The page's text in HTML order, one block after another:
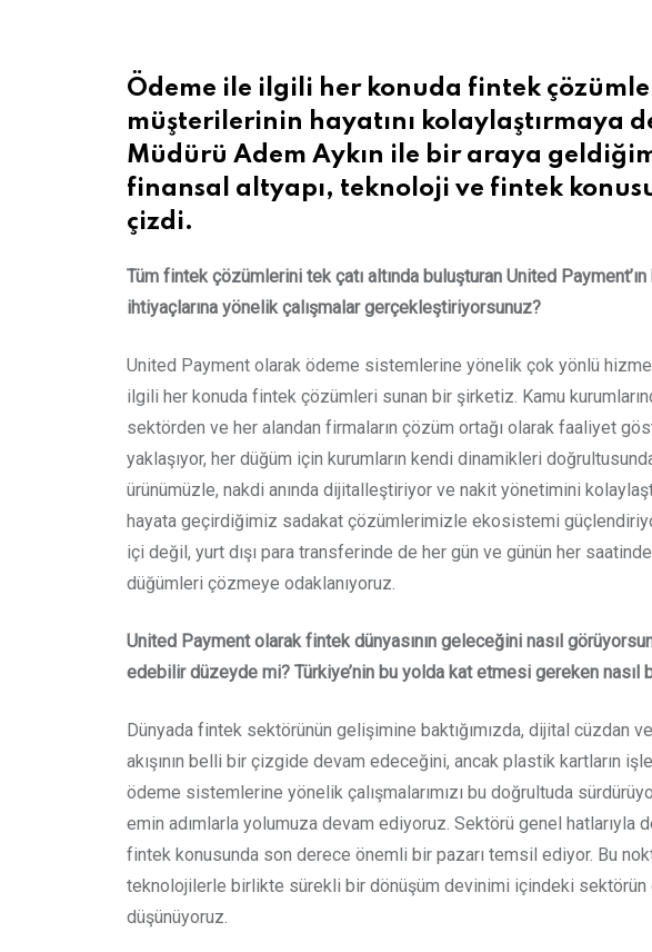
Ödeme ile ilgili her konuda fintek
müşterilerinin hayatını kolaylaştırmaya
Müdürü Adem Aykın ile bir araya
finansal altyapı, teknoloji ve fintek
çizdi.
Tüm fintek çözümlerini tek çatı altında buluşturan United
ihtiyaçlarına yönelik çalışmalar gerçekleştiriyorsunuz?
United Payment olarak ödeme sistemlerine yönelik çok yönlü
ilgili her konuda fintek çözümleri sunan bir şirketiz. Kamu
sektörden ve her alandan firmaların çözüm ortağı olarak faaliyet
yaklaşıyor, her düğüm için kurumların kendi dinamikleri
ürünümüzle, nakdi anında dijitalleştiriyor ve nakit yönetimini
hayata geçirdiğimiz sadakat çözümlerimizle ekosistemi
içi değil, yurt dışı para transferinde de her gün ve günün her saatinde
düğümleri çözmeye odaklanıyoruz.
United Payment olarak fintek dünyasının geleceğini nasıl
edebilir düzeyde mi? Türkiye’nin bu yolda kat etmesi gereken nasıl
Dünyada fintek sektörünün gelişimine baktığımızda, dijital
akışının belli bir çizgide devam edeceğini, ancak plastik kartların
ödeme sistemlerine yönelik çalışmalarımızı bu doğrultuda
emin adımlarla yolumuza devam ediyoruz. Sektörü genel
fintek konusunda son derece önemli bir pazarı temsil ediyor. Bu
teknolojilerle birlikte sürekli bir dönüşüm devinimi içindeki
düşünüyoruz.